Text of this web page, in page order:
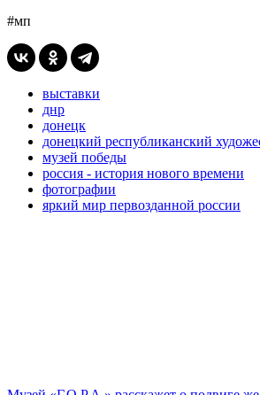
#мп
выставки
днр
донецк
донецкий республиканский
музей победы
россия - история нового времени
фотографии
яркий мир первозданной россии